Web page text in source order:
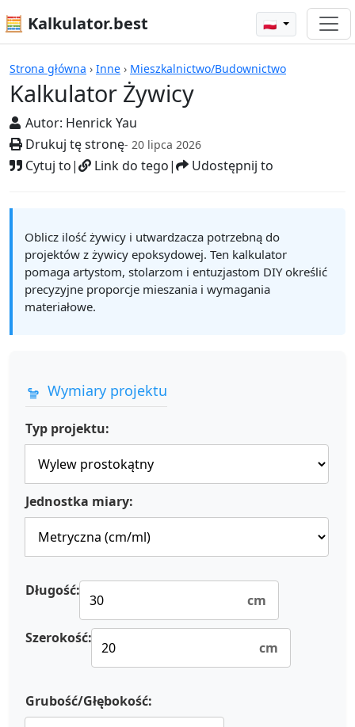
🧮 Kalkulator.best 🇵🇱
Strona główna › Inne › Mieszkalnictwo/Budownictwo
Kalkulator Żywicy
Autor: Henrick Yau
Drukuj tę stronę- 20 lipca 2026
Cytuj to| Link do tego| Udostępnij to
Kalkulatory
Oblicz ilość żywicy i utwardzacza potrzebną do
projektów z żywicy epoksydowej. Ten kalkulator
pomaga artystom, stolarzom i entuzjastom DIY określić
precyzyjne proporcje mieszania i wymagania
materiałowe.
Wymiary projektu
Typ projektu:
Jednostka miary:
Długość:
cm
Szerokość:
cm
Grubość/Głębokość: